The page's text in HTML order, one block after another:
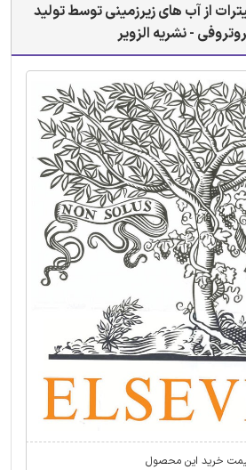
از آب های زیرزمینی توسط تولید
- نشریه الزویر
خرید این محصول